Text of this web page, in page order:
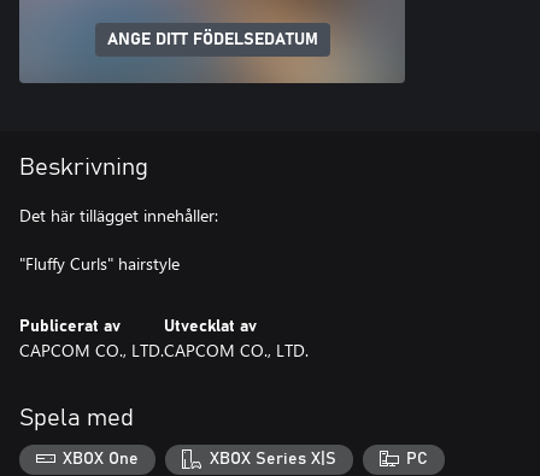
ANGE DITT FÖDELSEDATUM
Beskrivning
Det här tillägget innehåller:
"Fluffy Curls" hairstyle
Publicerat av
CAPCOM CO., LTD.
Utvecklat av
CAPCOM CO., LTD.
Spela med
XBOX One XBOX Series X|S PC